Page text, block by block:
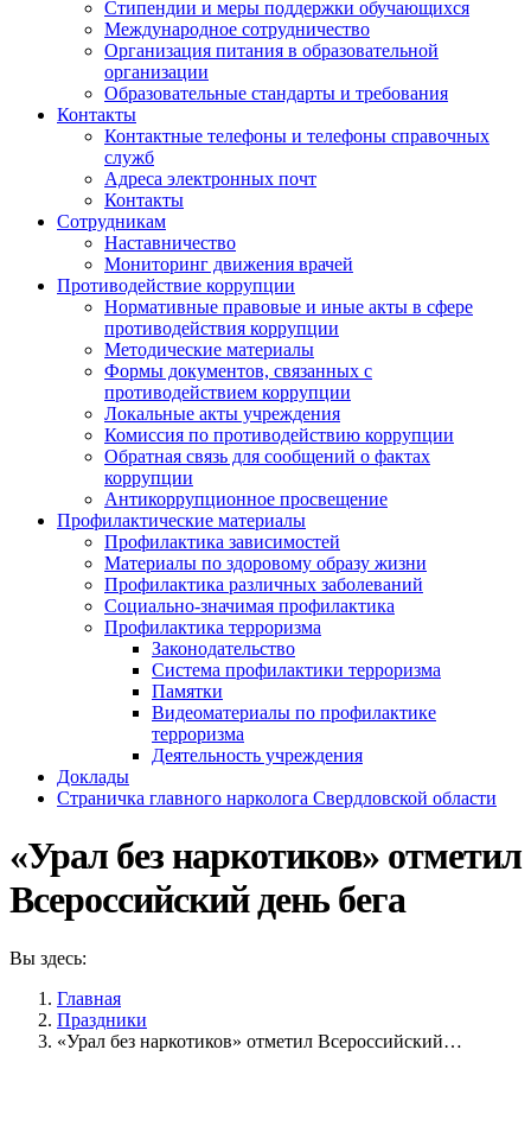
Стипендии и меры поддержки обучающихся
Международное сотрудничество
Организация питания в образовательной
организации
Образовательные стандарты и требования
Контакты
Контактные телефоны и телефоны справочных
служб
Адреса электронных почт
Контакты
Сотрудникам
Наставничество
Мониторинг движения врачей
Противодействие коррупции
Нормативные правовые и иные акты в сфере
противодействия коррупции
Методические материалы
Формы документов, связанных с
противодействием коррупции
Локальные акты учреждения
Комиссия по противодействию коррупции
Обратная связь для сообщений о фактах
коррупции
Антикоррупционное просвещение
Профилактические материалы
Профилактика зависимостей
Материалы по здоровому образу жизни
Профилактика различных заболеваний
Социально-значимая профилактика
Профилактика терроризма
Законодательство
Система профилактики терроризма
Памятки
Видеоматериалы по профилактике
терроризма
Деятельность учреждения
Доклады
Страничка главного нарколога Свердловской области
«Урал без наркотиков» отметил
Всероссийский день бега
Вы здесь:
Главная
Праздники
«Урал без наркотиков» отметил Всероссийский…